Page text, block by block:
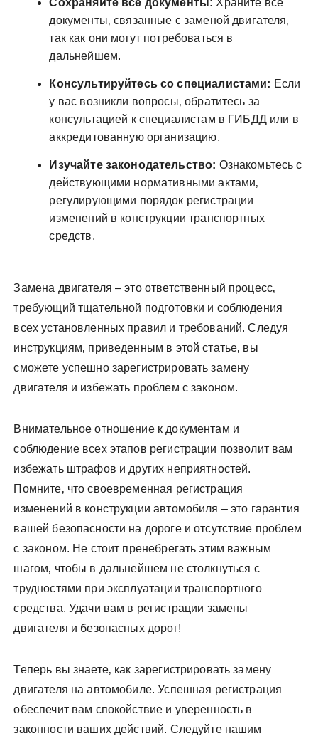
Сохраняйте все документы: Храните все
документы‚ связанные с заменой двигателя‚
так как они могут потребоваться в
дальнейшем.
Консультируйтесь со специалистами: Если
у вас возникли вопросы‚ обратитесь за
консультацией к специалистам в ГИБДД или в
аккредитованную организацию.
Изучайте законодательство: Ознакомьтесь с
действующими нормативными актами‚
регулирующими порядок регистрации
изменений в конструкции транспортных
средств.
Замена двигателя – это ответственный процесс‚
требующий тщательной подготовки и соблюдения
всех установленных правил и требований. Следуя
инструкциям‚ приведенным в этой статье‚ вы
сможете успешно зарегистрировать замену
двигателя и избежать проблем с законом.
Внимательное отношение к документам и
соблюдение всех этапов регистрации позволит вам
избежать штрафов и других неприятностей.
Помните‚ что своевременная регистрация
изменений в конструкции автомобиля – это гарантия
вашей безопасности на дороге и отсутствие проблем
с законом. Не стоит пренебрегать этим важным
шагом‚ чтобы в дальнейшем не столкнуться с
трудностями при эксплуатации транспортного
средства. Удачи вам в регистрации замены
двигателя и безопасных дорог!
Теперь вы знаете‚ как зарегистрировать замену
двигателя на автомобиле. Успешная регистрация
обеспечит вам спокойствие и уверенность в
законности ваших действий. Следуйте нашим